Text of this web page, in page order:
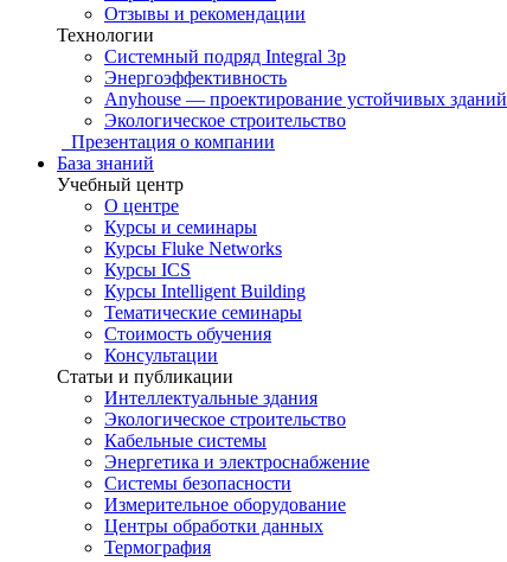
Отзывы и рекомендации
Технологии
Системный подряд Integral 3p
Энергоэффективность
Anyhouse — проектирование устойчивых зданий
Экологическое строительство
Презентация о компании
База знаний
Учебный центр
О центре
Курсы и семинары
Курсы Fluke Networks
Курсы ICS
Курсы Intelligent Building
Тематические семинары
Стоимость обучения
Консультации
Статьи и публикации
Интеллектуальные здания
Экологическое строительство
Кабельные системы
Энергетика и электроснабжение
Системы безопасности
Измерительное оборудование
Центры обработки данных
Термография